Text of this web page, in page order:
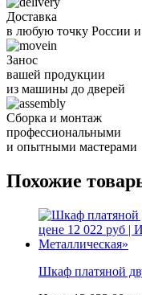
Доставка
в любую точку России
Занос
вашей продукции
из машины до дверей
Сборка и монтаж
профессиональными
и опытными мастерами
Похожие
Шкаф платяной